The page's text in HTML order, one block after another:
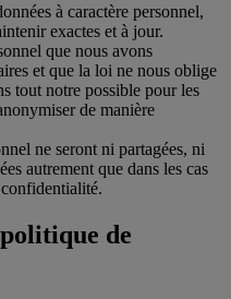
à caractère personnel,
exactes et à jour.
que nous avons
et que la loi ne nous oblige
tout notre possible pour les
de manière
ne seront ni partagées, ni
autrement que dans les cas
de